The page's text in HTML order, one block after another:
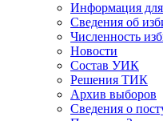
Информация
Сведения об
Численность
Новости
Состав УИК
Решения ТИК
Архив выборов
Сведения о